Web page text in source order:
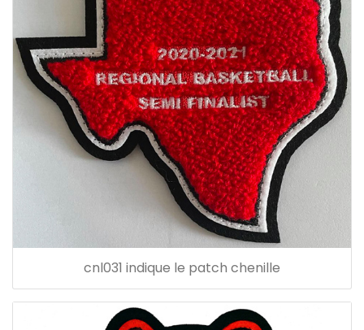
cnl031 indique le patch chenille